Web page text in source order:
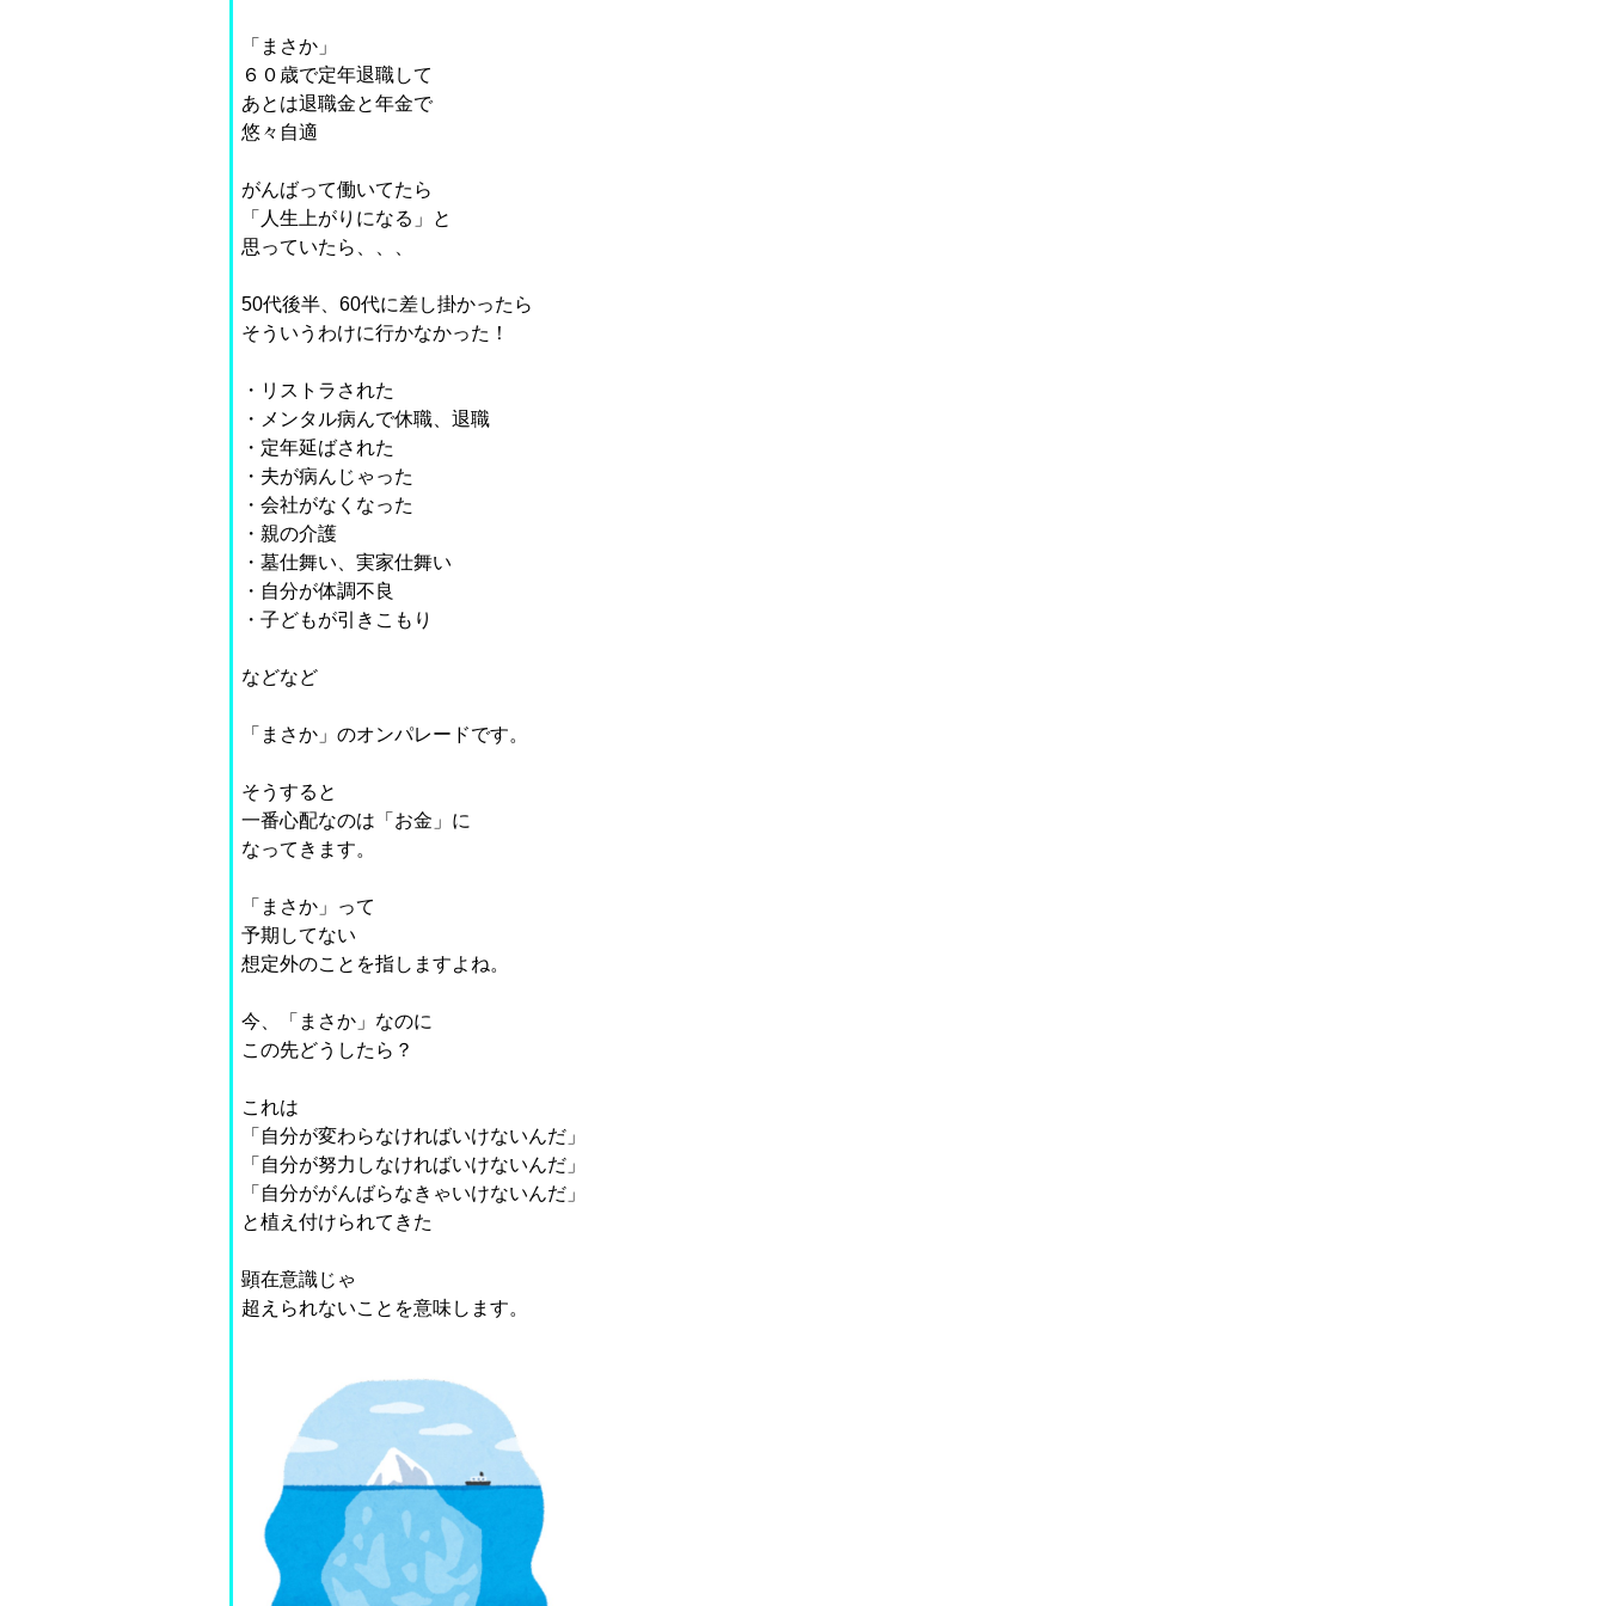
「まさか」
６０歳で定年退職して
あとは退職金と年金で
悠々自適
がんばって働いてたら
「人生上がりになる」と
思っていたら、、、
50代後半、60代に差し掛かったら
そういうわけに行かなかった！
・リストラされた
・メンタル病んで休職、退職
・定年延ばされた
・夫が病んじゃった
・会社がなくなった
・親の介護
・墓仕舞い、実家仕舞い
・自分が体調不良
・子どもが引きこもり
などなど
「まさか」のオンパレードです。
そうすると
一番心配なのは「お金」に
なってきます。
「まさか」って
予期してない
想定外のことを指しますよね。
今、「まさか」なのに
この先どうしたら？
これは
「自分が変わらなければいけないんだ」
「自分が努力しなければいけないんだ」
「自分ががんばらなきゃいけないんだ」
と植え付けられてきた
顕在意識じゃ
超えられないことを意味します。